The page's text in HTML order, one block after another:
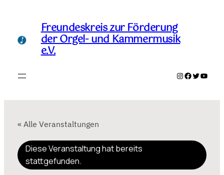
Freundeskreis zur Förderung
der Orgel- und Kammermusik
e.V.
Instagram
Facebook
Twitter
« Alle Veranstaltungen
Diese Veranstaltung hat bereits
stattgefunden.